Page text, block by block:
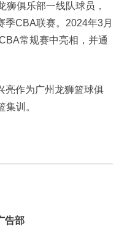
狮俱乐部一线队球员，
季CBA联赛。2024年3月
常规赛中亮相，并通
亮作为广州龙狮篮球俱
训。
告部